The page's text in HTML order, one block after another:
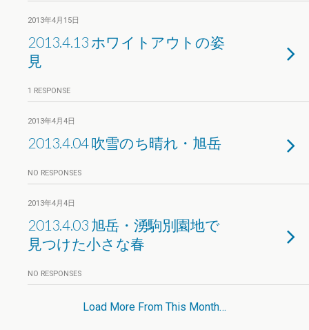
2013年4月15日
2013.4.13 ホワイトアウトの姿
見
1 RESPONSE
2013年4月4日
2013.4.04 吹雪のち晴れ・旭岳
NO RESPONSES
2013年4月4日
2013.4.03 旭岳・湧駒別園地で
見つけた小さな春
NO RESPONSES
Load More From This Month…